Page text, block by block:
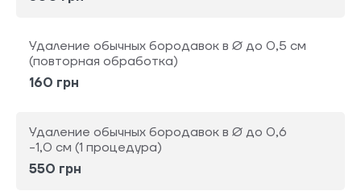
Удаление обычных бородавок в Ø до 0,5 см
(повторная обработка)
160 грн
Удаление обычных бородавок в Ø до 0,6
-1,0 см (1 процедура)
550 грн